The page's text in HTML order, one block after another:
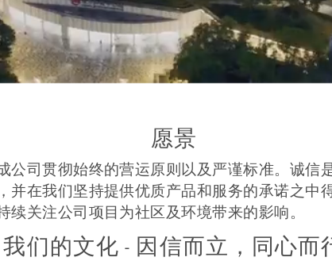
愿景
公司贯彻始终的营运原则以及严谨标准。诚信
并在我们坚持提供优质产品和服务的承诺之中
续关注公司项目为社区及环境带来的影响。
我们的文化 - 因信而立，同心而